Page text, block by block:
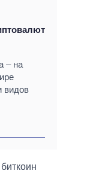
– на
видов